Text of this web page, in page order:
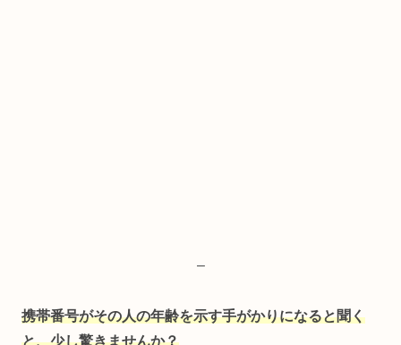
–
携帯番号がその人の年齢を示す手がかりになると聞く
と、少し驚きませんか？